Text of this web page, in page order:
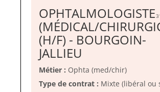
OPHTALMOLOGISTE
(MÉDICAL/
(H/F) - BOURGOIN-
JALLIEU
fenêtre)
Métier : Ophta (med/chir)
Type de contrat : Mixte (libéral ou